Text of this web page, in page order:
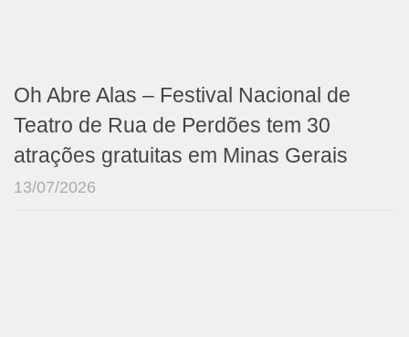
Oh Abre Alas – Festival Nacional de
Teatro de Rua de Perdões tem 30
atrações gratuitas em Minas Gerais
13/07/2026